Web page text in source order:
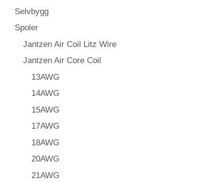
Selvbygg
Spoler
Jantzen Air Coil Litz Wire
Jantzen Air Core Coil
13AWG
14AWG
15AWG
17AWG
18AWG
20AWG
21AWG